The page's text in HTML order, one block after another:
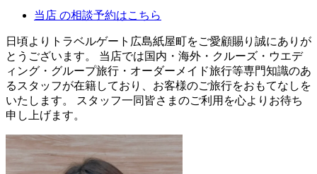
当店 の相談予約はこちら
日頃よりトラベルゲート広島紙屋町をご愛顧賜り誠にありが
とうございます。 当店では国内・海外・クルーズ・ウエデ
ィング・グループ旅行・オーダーメイド旅行等専門知識のあ
るスタッフが在籍しており、お客様のご旅行をおもてなしを
いたします。 スタッフ一同皆さまのご利用を心よりお待ち
申し上げます。